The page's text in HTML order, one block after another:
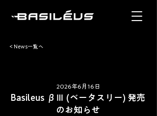
< News一覧へ
2026年6月16日
Basileus βⅢ (ベータスリー) 発売
のお知らせ